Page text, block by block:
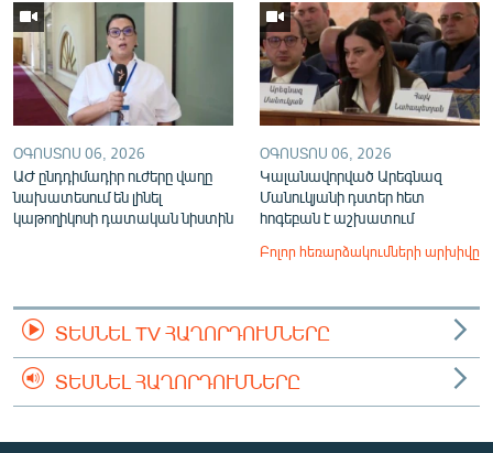
ՕԳՈՍՏՈՍ 06, 2026
ԱԺ ընդդիմադիր ուժերը վաղը
նախատեսում են լինել
կաթողիկոսի դատական նիստին
ՕԳՈՍՏՈՍ 06, 2026
Կալանավորված Արեգնազ
Մանուկյանի դստեր հետ
հոգեբան է աշխատում
Բոլոր հեռարձակումների արխիվը
ՏԵՍՆԵԼ TV ՀԱՂՈՐԴՈՒՄՆԵՐԸ
ՏԵՍՆԵԼ ՀԱՂՈՐԴՈՒՄՆԵՐԸ